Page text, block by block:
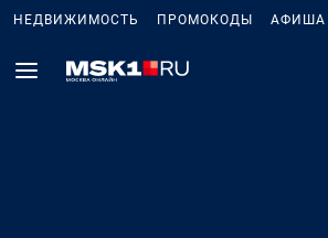
НЕДВИЖИМОСТЬ ПРОМОКОДЫ АФИША